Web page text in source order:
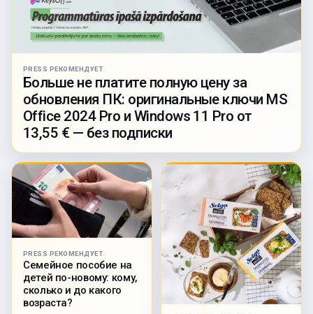
PRESS РЕКОМЕНДУЕТ
Больше не платите полную цену за
обновления ПК: оригинальные ключи MS
Office 2024 Pro и Windows 11 Pro от
13,55 € — без подписки
PRESS РЕКОМЕНДУЕТ
Семейное пособие на
детей по-новому: кому,
сколько и до какого
возраста?